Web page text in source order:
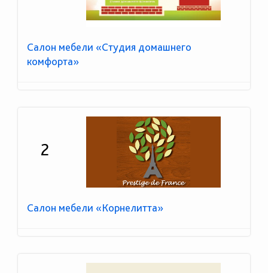
Салон мебели «Студия домашнего
комфорта»
2
Салон мебели «Корнелитта»